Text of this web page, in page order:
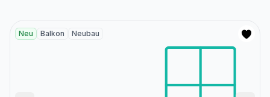
Neu Balkon Neubau